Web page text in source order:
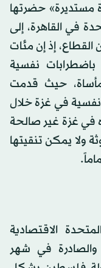
مستديرة» حضرتها
في القاهرة، إلى
إذ إن مئات
نفسية
حيث قدمت
استشارة نفسية في غزة خلال
في غزة غير صالحة
ولا يمكن تنقيتها
الاقتصادية
والصادرة في شهر